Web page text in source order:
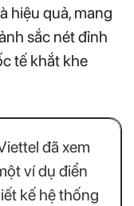
hiệu quả, mang
sắc nét đỉnh
tế khắt khe
đã xem
ví dụ điển
kế hệ thống